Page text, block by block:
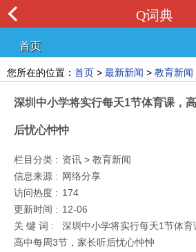
Q词典
首页
您所在的位置： 首页 > 最新新闻 > 教育新闻
深圳中小学将实行每天1节体育课，
后忧心忡忡
栏目分类 : 资讯 > 教育新闻
信息来源 : 网络分享
访问热度 : 174
更新时间 : 12-06
关 键 词 :
深圳中小学将实行每天1节体育
高中每周3节，家长听后忧心忡忡